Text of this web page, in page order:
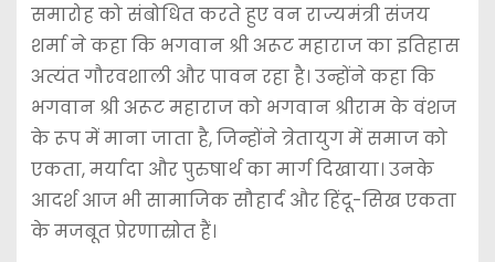
समारोह को संबोधित करते हुए वन राज्यमंत्री संजय
शर्मा ने कहा कि भगवान श्री अरूट महाराज का इतिहास
अत्यंत गौरवशाली और पावन रहा है। उन्होंने कहा कि
भगवान श्री अरूट महाराज को भगवान श्रीराम के वंशज
के रूप में माना जाता है, जिन्होंने त्रेतायुग में समाज को
एकता, मर्यादा और पुरुषार्थ का मार्ग दिखाया। उनके
आदर्श आज भी सामाजिक सौहार्द और हिंदू-सिख एकता
के मजबूत प्रेरणास्रोत हैं।